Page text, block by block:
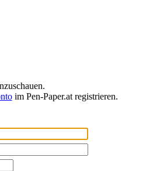
im Pen-Paper.at registrieren.